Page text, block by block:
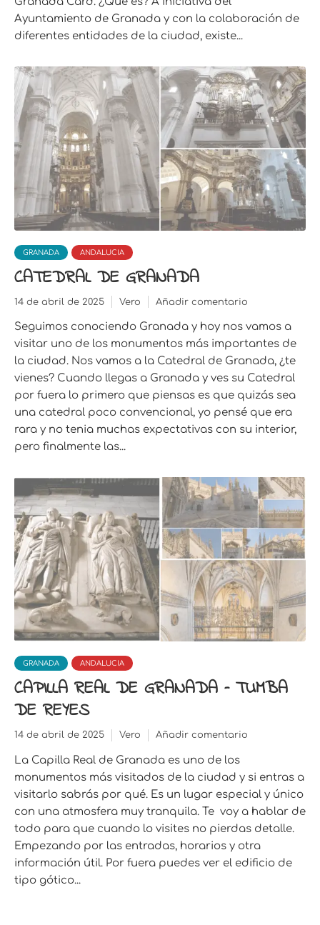
Ayuntamiento de Granada y con la colaboración de
diferentes entidades de la ciudad, existe...
GRANADA ANDALUCIA
CATEDRAL DE GRANADA
14 de abril de 2025 Vero Añadir comentario
Seguimos conociendo Granada y hoy nos vamos a
visitar uno de los monumentos más importantes de
la ciudad. Nos vamos a la Catedral de Granada, ¿te
vienes? Cuando llegas a Granada y ves su Catedral
por fuera lo primero que piensas es que quizás sea
una catedral poco convencional, yo pensé que era
rara y no tenia muchas expectativas con su interior,
pero finalmente las...
GRANADA ANDALUCIA
CAPILLA REAL DE GRANADA – TUMBA
DE REYES
14 de abril de 2025 Vero Añadir comentario
La Capilla Real de Granada es uno de los
monumentos más visitados de la ciudad y si entras a
visitarlo sabrás por qué. Es un lugar especial y único
con una atmosfera muy tranquila. Te voy a hablar de
todo para que cuando lo visites no pierdas detalle.
Empezando por las entradas, horarios y otra
información útil. Por fuera puedes ver el edificio de
tipo gótico...